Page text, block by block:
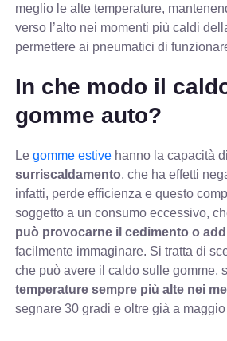
meglio le alte temperature,
verso l’alto nei momenti più caldi
permettere ai pneumatici di
In che modo il
gomme auto?
Legomme estive hanno la capacità
surriscaldamento, che ha effetti
infatti, perde efficienza e questo
soggetto a un consumo eccessivo,
può provocarne il cedimento o
facilmente immaginare. Si tratta di
che può avere il caldo sulle gomme,
temperature sempre più alte nei
segnare 30 gradi e oltre già a